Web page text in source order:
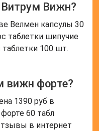
Вижн?
Велмен капсулы 30
таблетки шипучие
100 шт.
вижн форте?
1390 руб в
60 табл
в интернет